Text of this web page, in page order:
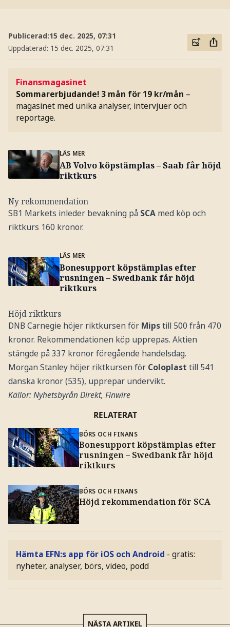
Publicerad:15 dec. 2025, 07:31
Uppdaterad: 15 dec. 2025, 07:31
Finansmagasinet
Sommarerbjudande! 3 mån för 19 kr/mån –
magasinet med unika analyser, intervjuer och
reportage.
LÄS MER
AB Volvo köpstämplas – Saab får höjd
riktkurs
Ny rekommendation
SB1 Markets inleder bevakning på SCAmed köp och
riktkurs 160 kronor.
LÄS MER
Bonesupport köpstämplas efter
rusningen – Swedbank får höjd
riktkurs
Höjd riktkurs
DNB Carnegie höjer riktkursen för Mipstill 500 från 470
kronor. Rekommendationen köp upprepas. Aktien
stängde på 337 kronor föregående handelsdag.
Morgan Stanley höjer riktkursen för Coloplast till 541
danska kronor (535), upprepar undervikt.
Källor: Nyhetsbyrån Direkt, Finwire
RELATERAT
BÖRS OCH FINANS
Bonesupport köpstämplas efter
rusningen – Swedbank får höjd
riktkurs
BÖRS OCH FINANS
Höjd rekommendation för SCA
Hämta EFN:s app för iOS och Android - gratis:
nyheter, analyser, börs, video, podd
NÄSTA ARTIKEL